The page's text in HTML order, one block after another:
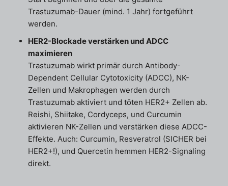
Trastuzumab-Dauer (mind. 1 Jahr) fortgeführt
werden.
HER2-Blockade verstärken und ADCC
maximieren
Trastuzumab wirkt primär durch Antibody-
Dependent Cellular Cytotoxicity (ADCC), NK-
Zellen und Makrophagen werden durch
Trastuzumab aktiviert und töten HER2+ Zellen ab.
Reishi, Shiitake, Cordyceps, und Curcumin
aktivieren NK-Zellen und verstärken diese ADCC-
Effekte. Auch: Curcumin, Resveratrol (SICHER bei
HER2+!), und Quercetin hemmen HER2-Signaling
direkt.